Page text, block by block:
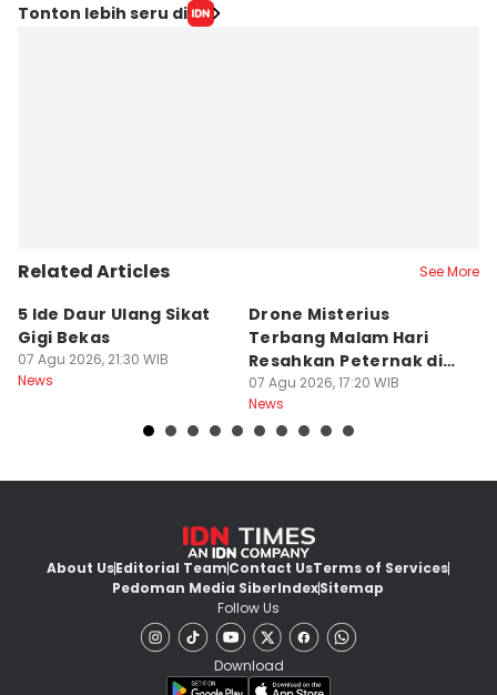
Tonton lebih seru di
Related Articles See More
5 Ide Daur Ulang Sikat
Gigi Bekas
07 Agu 2026, 21:30 WIB
News
Drone Misterius
Terbang Malam Hari
Resahkan Peternak di
Marga Tabanan
07 Agu 2026, 17:20 WIB
News
About UsEditorial TeamContact UsTerms of Services
Pedoman Media SiberIndexSitemap
Follow Us
Download